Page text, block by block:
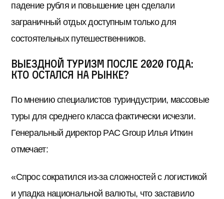
падение рубля и повышение цен сделали
заграничный отдых доступным только для
состоятельных путешественников.
Выездной туризм после 2020 года:
кто остался на рынке?
По мнению специалистов туриндустрии, массовые
туры для среднего класса фактически исчезли.
Генеральный директор PAC Group Илья Иткин
отмечает:
«Спрос сократился из-за сложностей с логистикой
и упадка национальной валюты, что заставило